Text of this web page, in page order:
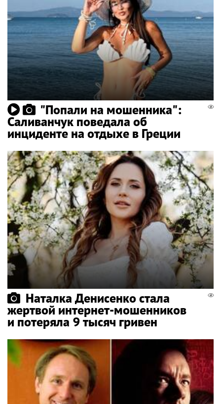
"Попали на мошенника":
Саливанчук поведала об
инциденте на отдыхе в Греции
Наталка Денисенко стала
жертвой интернет-мошенников
и потеряла 9 тысяч гривен